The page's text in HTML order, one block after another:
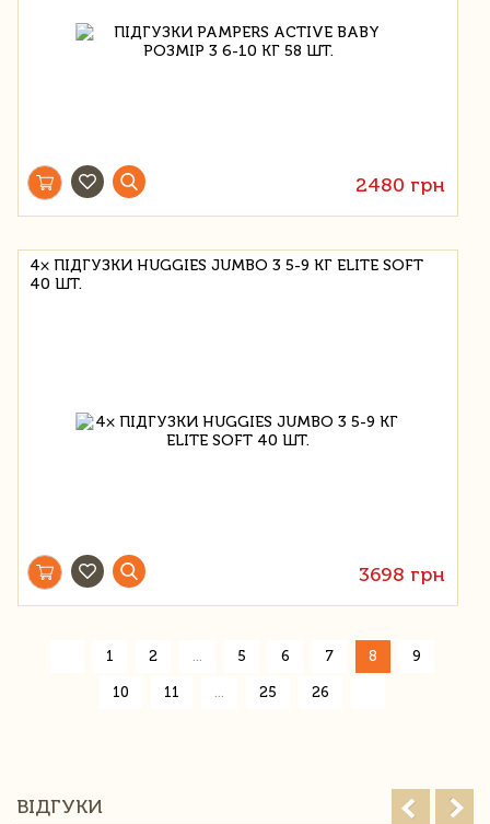
2480 грн
4× ПІДГУЗКИ HUGGIES JUMBO 3 5-9 КГ ELITE SOFT
40 ШТ.
3698 грн
1 2 5 6 7 8 9
10 11 25 26
ВІДГУКИ